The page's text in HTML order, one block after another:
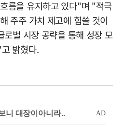
름을 유지하고 있다"며 "적극
주주 가치 제고에 힘쓸 것이
로벌 시장 공략을 통해 성장 모
밝혔다.